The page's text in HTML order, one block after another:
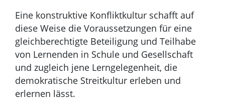
Eine konstruktive Konfliktkultur schafft auf
diese Weise die Voraussetzungen für eine
gleichberechtigte Beteiligung und Teilhabe
von Lernenden in Schule und Gesellschaft
und zugleich jene Lerngelegenheit, die
demokratische Streitkultur erleben und
erlernen lässt.